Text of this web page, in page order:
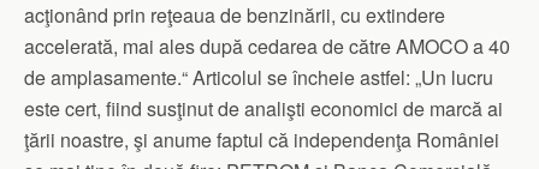
acţionând prin reţeaua de benzinării, cu extindere
accelerată, mai ales după cedarea de către AMOCO a 40
de amplasamente.“ Articolul se încheie astfel: „Un lucru
este cert, fiind susţinut de analişti economici de marcă ai
ţării noastre, şi anume faptul că independenţa României